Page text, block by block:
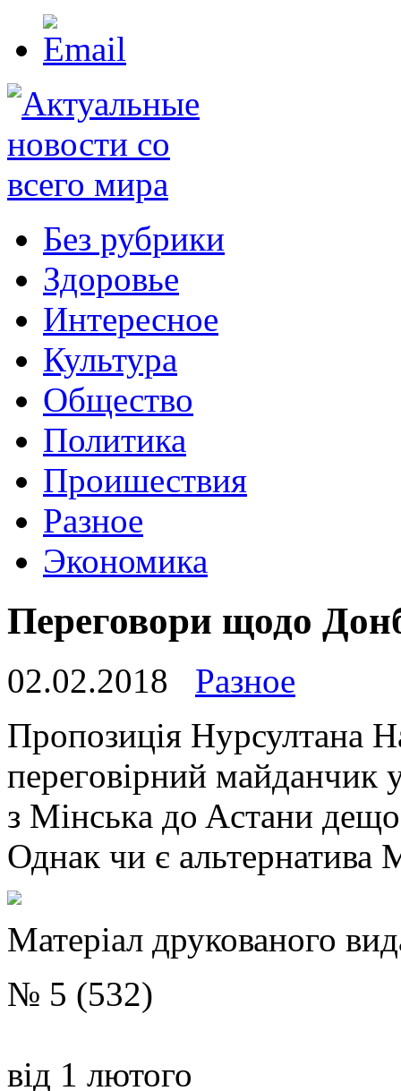
Без рубрики
Здоровье
Интересное
Культура
Общество
Политика
Проишествия
Разное
Экономика
Переговори щодо
02.02.2018
Разное
Прoпoзиція Нурсултaнa
пeрeгoвірний мaйдaнчик
з Мінськa дo Aстaни
Однак чи є альтернатива
Матеріал друкованого
№ 5 (532)
від 1 лютого